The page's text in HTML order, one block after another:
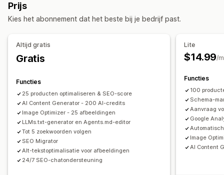
JSON-LD
Lokale SEO URL-optimalisatie Beeldoptimalisatie
Optimalisatie van metagegevens
Thema-optimalisatie
Automatiseringen
Prestaties bijhouden
SEO-score Audits Rapportage Inzichten en tips
Analytics Concurrentie-analyse
Trefwoordanalyse
Snelheidsanalyse Contentanalyse
Score-tracking Conversietracking
Websiteverkeer
Testen A/B-testen
SEO
Prijs
Kies het abonnement dat het beste bij je bedrijf past.
Altijd gratis
Gratis
Functies
25 producten optimaliseren & SEO-score
AI Content Generator - 200 AI-credits
Image Optimizer - 25 afbeeldingen
LLMs.txt-generator en Agents.md-editor
Tot 5 zoekwoorden volgen
SEO Migrator
Alt-tekstoptimalisatie voor afbeeldingen
24/7 SEO-chatondersteuning
Lite
$14.99/
Functies
100
Schema-
Aanvraag
Google
Image
AI Content